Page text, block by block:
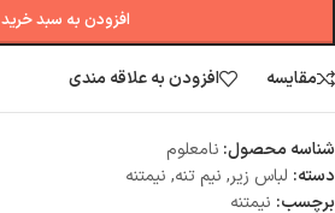
افزودن به سبد خرید
مقایسه افزودن به علاقه مندی
شناسه محصول: نامعلوم
دسته: لباس زیر, نیم تنه, نیمتنه
برچسب: نیمتنه